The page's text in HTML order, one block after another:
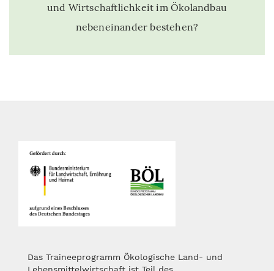
und Wirtschaftlichkeit im Ökolandbau
nebeneinander bestehen?
Das Traineeprogramm Ökologische Land- und
Lebensmittelwirtschaft ist Teil des